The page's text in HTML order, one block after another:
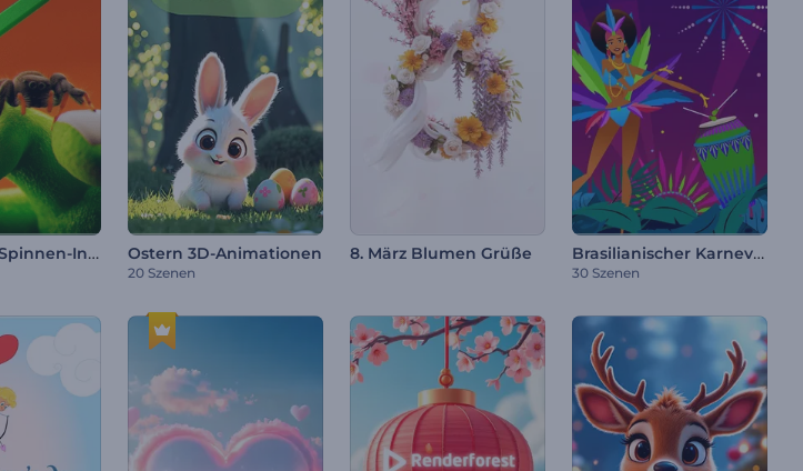
Halloween-Spinnen-Intro Ostern 3D-Animationen
20 Szenen
8. März Blumen Grüße Brasilianischer Karneval Animationen
30 Szenen